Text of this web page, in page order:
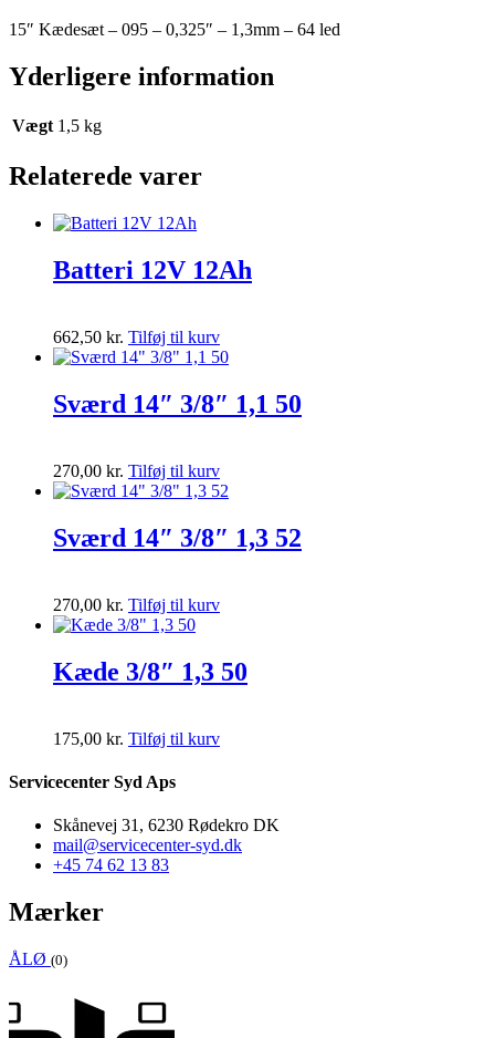
15″ Kædesæt – 095 – 0,325″ – 1,3mm – 64 led
Yderligere information
Vægt 1,5 kg
Relaterede varer
Batteri 12V 12Ah
662,50 kr. Tilføj til kurv
Sværd 14″ 3/8″ 1,1 50
270,00 kr. Tilføj til kurv
Sværd 14″ 3/8″ 1,3 52
270,00 kr. Tilføj til kurv
Kæde 3/8″ 1,3 50
175,00 kr. Tilføj til kurv
Servicecenter Syd Aps
Skånevej 31, 6230 Rødekro DK
mail@servicecenter-syd.dk
+45 74 62 13 83
Mærker
ÅLØ (0)